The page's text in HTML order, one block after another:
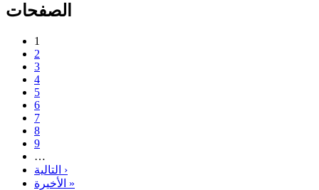
الصفحات
1
2
3
4
5
6
7
8
9
…
التالية ›
الأخيرة »